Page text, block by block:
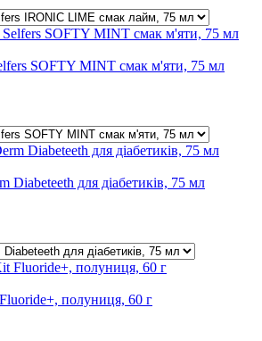
SOFTY MINT смак м'яти, 75 мл
Diabeteeth для діабетиків, 75 мл
полуниця, 60 г